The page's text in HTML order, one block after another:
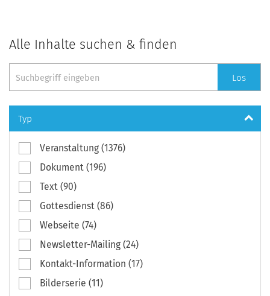
Alle Inhalte suchen & finden
Los
Typ
Veranstaltung (1376)
Dokument (196)
Text (90)
Gottesdienst (86)
Webseite (74)
Newsletter-Mailing (24)
Kontakt-Information (17)
Bilderserie (11)